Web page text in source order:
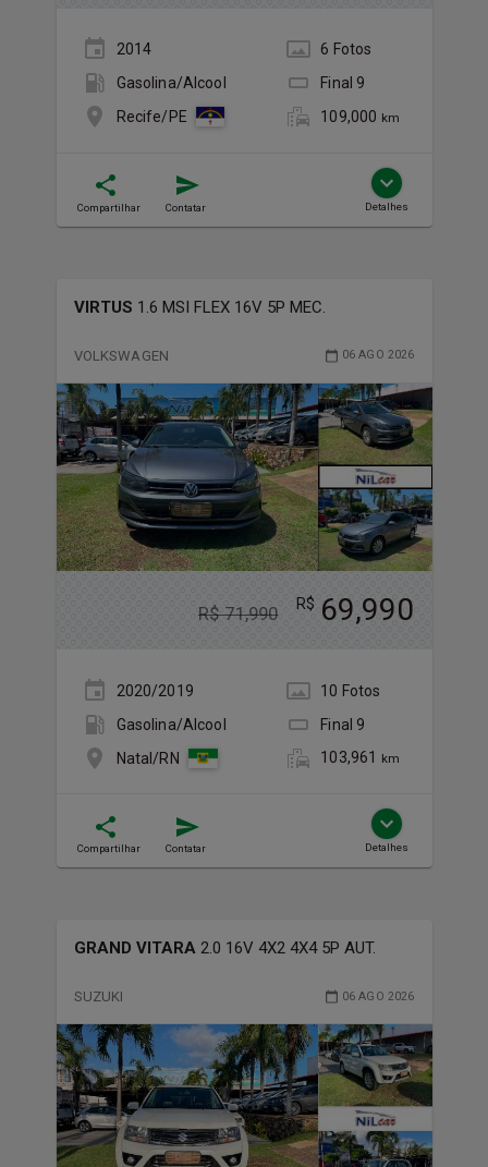
2014 6 Fotos
Gasolina/Álcool
Final 9
Recife/PE
109,000 km
Compartilhar Contatar Detalhes
VIRTUS 1.6 MSI FLEX 16V 5P MEC.
VOLKSWAGEN 06 AGO 2026
R$71,990 R$ 69,990
2020/2019 10 Fotos
Gasolina/Álcool
Final 9
Natal/RN
103,961 km
Compartilhar Contatar Detalhes
GRAND VITARA 2.0 16V 4X2 4X4 5P AUT.
SUZUKI 06 AGO 2026